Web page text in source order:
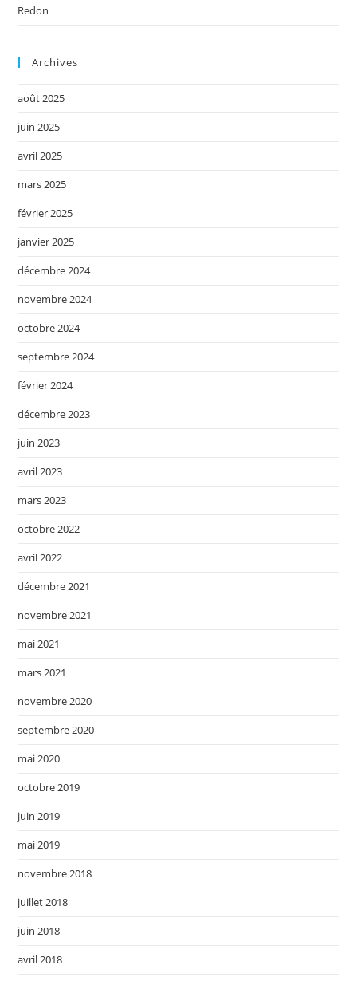
Redon
Archives
août 2025
juin 2025
avril 2025
mars 2025
février 2025
janvier 2025
décembre 2024
novembre 2024
octobre 2024
septembre 2024
février 2024
décembre 2023
juin 2023
avril 2023
mars 2023
octobre 2022
avril 2022
décembre 2021
novembre 2021
mai 2021
mars 2021
novembre 2020
septembre 2020
mai 2020
octobre 2019
juin 2019
mai 2019
novembre 2018
juillet 2018
juin 2018
avril 2018